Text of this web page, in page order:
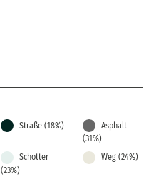
Straße (18%)
Asphalt
(31%)
Schotter
(23%)
Weg (24%)